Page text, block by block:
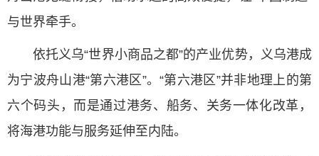
与世界牵手。
依托义乌“世界小商品之都”的产业优势，义乌港成
为宁波舟山港“第六港区”。“第六港区”并非地理上的第
六个码头，而是通过港务、船务、关务一体化改革，
将海港功能与服务延伸至内陆。